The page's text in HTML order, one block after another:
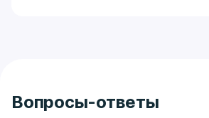
Вопросы-ответы